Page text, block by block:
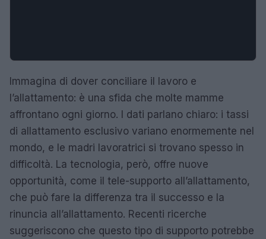
Immagina di dover conciliare il lavoro e
l’allattamento: è una sfida che molte mamme
affrontano ogni giorno. I dati parlano chiaro: i tassi
di allattamento esclusivo variano enormemente nel
mondo, e le madri lavoratrici si trovano spesso in
difficoltà. La tecnologia, però, offre nuove
opportunità, come il tele-supporto all’allattamento,
che può fare la differenza tra il successo e la
rinuncia all’allattamento. Recenti ricerche
suggeriscono che questo tipo di supporto potrebbe